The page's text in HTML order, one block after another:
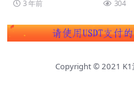
+ 在线题库 ...
3 年前 304
Copyright © 2021